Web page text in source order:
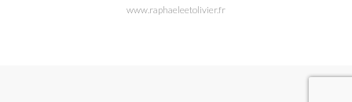
www.raphaeleetolivier.fr